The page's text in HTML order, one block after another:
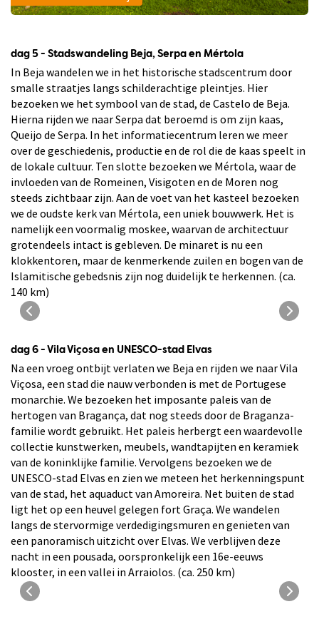
dag 5 - Stadswandeling Beja, Serpa en Mértola
In Beja wandelen we in het historische stadscentrum door
smalle straatjes langs schilderachtige pleintjes. Hier
bezoeken we het symbool van de stad, de Castelo de Beja.
Hierna rijden we naar Serpa dat beroemd is om zijn kaas,
Queijo de Serpa. In het informatiecentrum leren we meer
over de geschiedenis, productie en de rol die de kaas speelt in
de lokale cultuur. Ten slotte bezoeken we Mértola, waar de
invloeden van de Romeinen, Visigoten en de Moren nog
steeds zichtbaar zijn. Aan de voet van het kasteel bezoeken
we de oudste kerk van Mértola, een uniek bouwwerk. Het is
namelijk een voormalig moskee, waarvan de architectuur
grotendeels intact is gebleven. De minaret is nu een
klokkentoren, maar de kenmerkende zuilen en bogen van de
Islamitische gebedsnis zijn nog duidelijk te herkennen. (ca.
140 km)
Uitzicht van het Castello de Beja
dag 6 - Vila Viçosa en UNESCO-stad Elvas
Na een vroeg ontbijt verlaten we Beja en rijden we naar Vila
Viçosa, een stad die nauw verbonden is met de Portugese
monarchie. We bezoeken het imposante paleis van de
hertogen van Bragança, dat nog steeds door de Braganza-
familie wordt gebruikt. Het paleis herbergt een waardevolle
collectie kunstwerken, meubels, wandtapijten en keramiek
van de koninklijke familie. Vervolgens bezoeken we de
UNESCO-stad Elvas en zien we meteen het herkenningspunt
van de stad, het aquaduct van Amoreira. Net buiten de stad
ligt het op een heuvel gelegen fort Graça. We wandelen
langs de stervormige verdedigingsmuren en genieten van
een panoramisch uitzicht over Elvas. We verblijven deze
nacht in een pousada, oorspronkelijk een 16e-eeuws
klooster, in een vallei in Arraiolos. (ca. 250 km)
Paleis van de hertogen van Bragança in Vila
Viçosa